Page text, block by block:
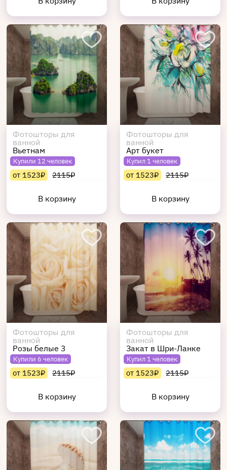
Фотошторы для
ванной
Вьетнам
Купили 12 человек
от 1523₽ 2115₽
В корзину
Фотошторы для
ванной
Арт букет
Купил 1 человек
от 1523₽ 2115₽
В корзину
Фотошторы для
ванной
Розы белые 3
Купили 6 человек
от 1523₽ 2115₽
В корзину
Фотошторы для
ванной
Закат в Шри-Ланке
Купил 1 человек
от 1523₽ 2115₽
В корзину